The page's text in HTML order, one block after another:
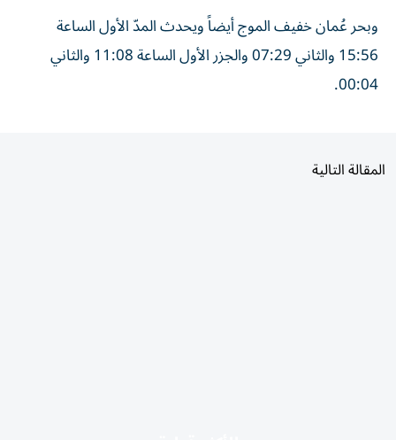
وبحر عُمان خفيف الموج أيضاً ويحدث المدّ الأول الساعة
15:56 والثاني 07:29 والجزر الأول الساعة 11:08 والثاني
00:04.
المقالة التالية